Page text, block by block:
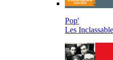
Pop'
Les